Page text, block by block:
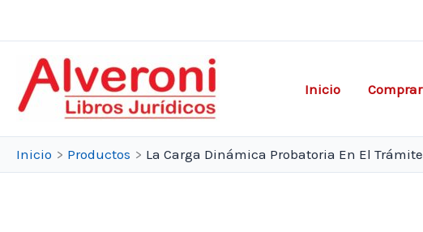
contenido
Inicio
Inicio Productos La Carga Dinámica Probatoria En El